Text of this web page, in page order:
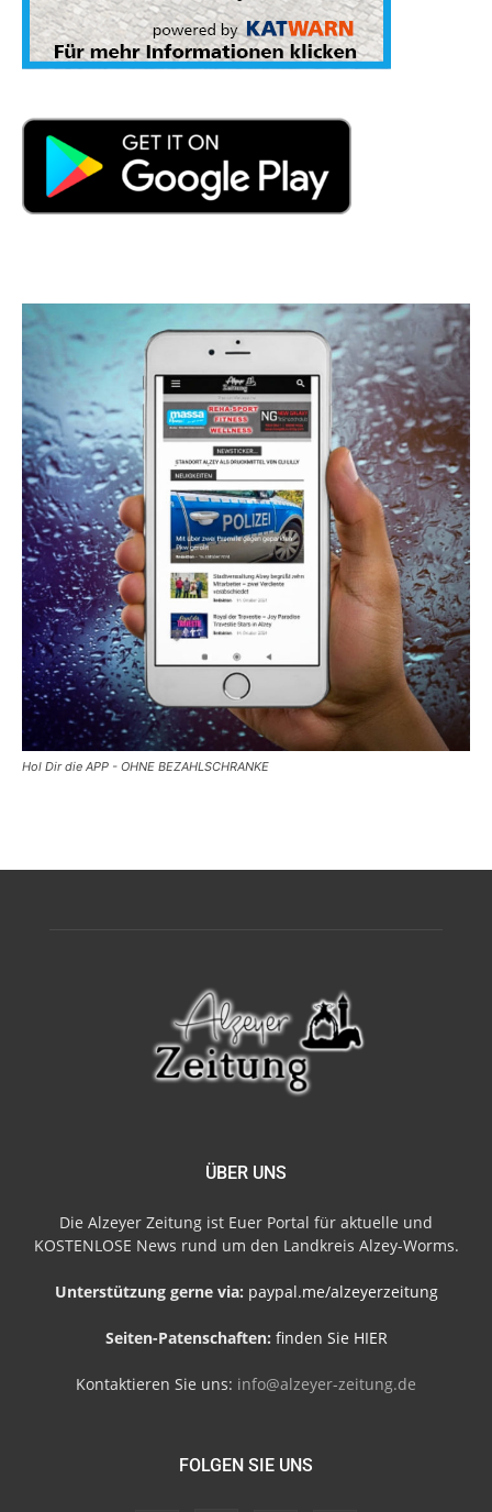
Hol Dir die APP - OHNE BEZAHLSCHRANKE
ÜBER UNS
Die Alzeyer Zeitung ist Euer Portal für aktuelle und
KOSTENLOSE News rund um den Landkreis Alzey-Worms.
Unterstützung gerne via: paypal.me/alzeyerzeitung
Seiten-Patenschaften: finden Sie HIER
Kontaktieren Sie uns: info@alzeyer-zeitung.de
FOLGEN SIE UNS